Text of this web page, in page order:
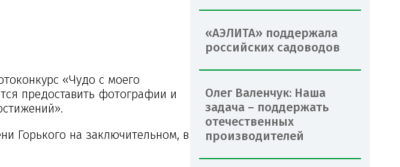
«Чудо с моего
предоставить фотографии и
Горького на заключительном, в
«АЭЛИТА» поддержала
российских садоводов
Олег Валенчук: Наша
задача – поддержать
отечественных
производителей